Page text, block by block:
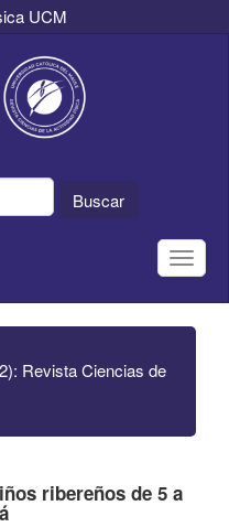
UCM
Buscar
Toggle
Revista Ciencias de
ribereños de 5 a